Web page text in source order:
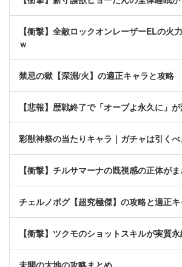
【衝撃】全敵ロックオンレーザーELの火
ｗ
禁忌の獄【深淵/火】の適正キャラと攻略
【悲報】歴戦終了で「オーブよ永久に」
彩獣神祭の当たりキャラ｜ガチャは引くべ
【衝撃】チルサマーナの既視感の正体が
チェルノボグ【超究極傑】の攻略と適正キ
【衝撃】ツクモのショットスキルが実質